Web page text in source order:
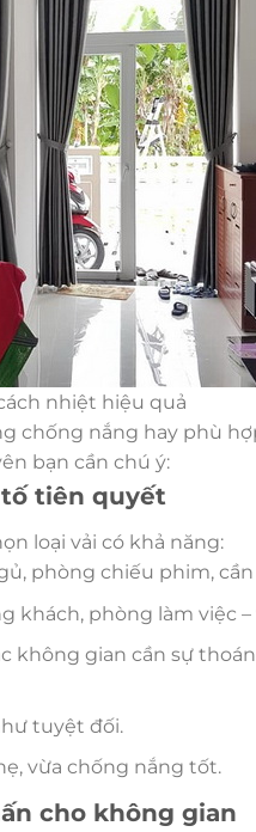
nhiệt hiệu quả
chống nắng hay phù
bạn cần chú ý:
tố tiên quyết
loại vải có khả năng:
phòng chiếu phim,
khách, phòng làm việc
không gian cần sự
tuyệt đối.
vừa chống nắng tốt.
cho không gian